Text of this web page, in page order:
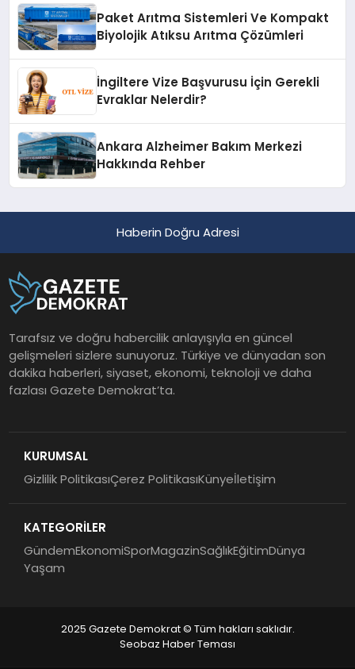
Paket Arıtma Sistemleri Ve Kompakt
Biyolojik Atıksu Arıtma Çözümleri
İngiltere Vize Başvurusu İçin Gerekli
Evraklar Nelerdir?
Ankara Alzheimer Bakım Merkezi
Hakkında Rehber
Haberin Doğru Adresi
Tarafsız ve doğru habercilik anlayışıyla en güncel
gelişmeleri sizlere sunuyoruz. Türkiye ve dünyadan son
dakika haberleri, siyaset, ekonomi, teknoloji ve daha
fazlası Gazete Demokrat’ta.
KURUMSAL
Gizlilik PolitikasıÇerez PolitikasıKünyeİletişim
KATEGORİLER
GündemEkonomiSporMagazinSağlıkEğitimDünya
Yaşam
2025 Gazete Demokrat © Tüm hakları saklıdır.
Seobaz Haber Teması